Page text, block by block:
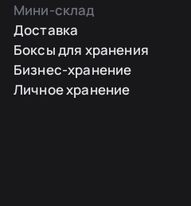
Мини-склад
Доставка
Боксы для хранения
Бизнес-хранение
Личное хранение